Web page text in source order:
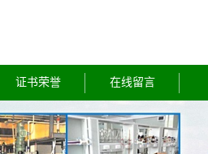
证书荣誉 在线留言